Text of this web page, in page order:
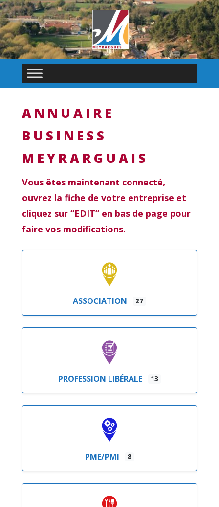
ANNUAIRE
BUSINESS
MEYRARGUAIS
Vous êtes maintenant connecté,
ouvrez la fiche de votre entreprise et
cliquez sur “EDIT” en bas de page pour
faire vos modifications.
ASSOCIATION 27
PROFESSION LIBÉRALE 13
PME/PMI 8